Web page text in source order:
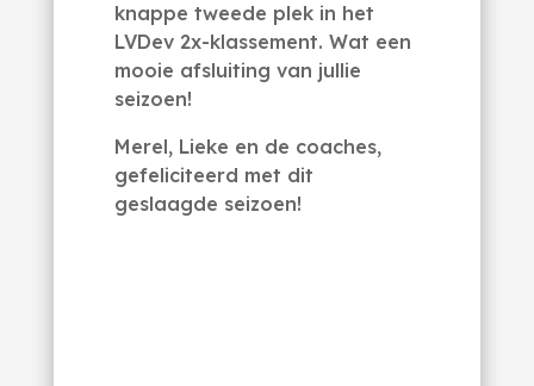
knappe tweede plek in het
LVDev 2x-klassement. Wat een
mooie afsluiting van jullie
seizoen!
Merel, Lieke en de coaches,
gefeliciteerd met dit
geslaagde seizoen!